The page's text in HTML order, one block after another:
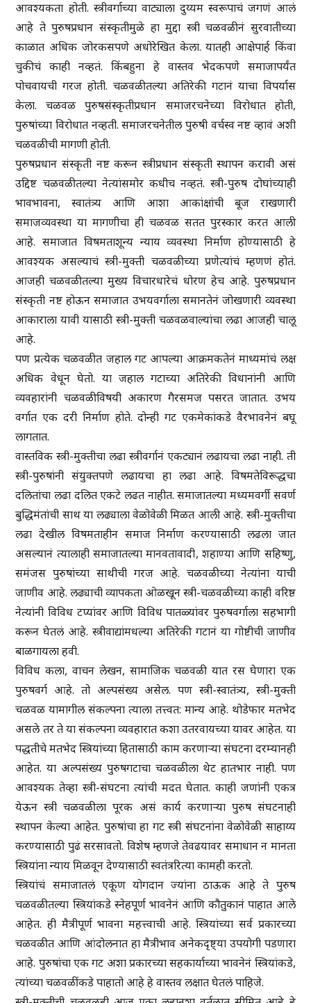
आवश्यकता होती. स्त्रीवर्गाच्या वाट्याला दुय्यम स्वरूपाचं जगणं आलं
आहे ते पुरुषप्रधान संस्कृतीमुळे हा मुद्दा स्त्री चळवळीनं सुरवातीच्या
काळात अधिक जोरकसपणे अधोरेखित केला. यातही आक्षेपार्ह किंवा
चुकीचं काही नव्हतं. किंबहुना हे वास्तव भेदकपणे समाजापर्यंत
पोचवायची गरज होती. चळवळीतल्या अतिरेकी गटानं याचा विपर्यास
केला. चळवळ पुरुषसंस्कृतीप्रधान समाजरचनेच्या विरोधात होती,
पुरुषांच्या विरोधात नव्हती. समाजरचनेतील पुरुषी वर्चस्व नष्ट व्हावं अशी
चळवळीची मागणी होती.
पुरुषप्रधान संस्कृती नष्ट करून स्त्रीप्रधान संस्कृती स्थापन करावी असं
उद्दिष्ट चळवळीतल्या नेत्यांसमोर कधीच नव्हतं. स्त्री-पुरुष दोघांच्याही
भावभावना, स्वातंत्र्य आणि आशा आकांक्षांची बूज राखणारी
समाजव्यवस्था या मागणीचा ही चळवळ सतत पुरस्कार करत आली
आहे. समाजात विषमताशून्य न्याय व्यवस्था निर्माण होण्यासाठी हे
आवश्यक असल्याचं स्त्री-मुक्ती चळवळीच्या प्रणेत्यांचं म्हणणं होतं.
आजही चळवळीतल्या मुख्य विचारधारेचं धोरण हेच आहे. पुरुषप्रधान
संस्कृती नष्ट होऊन समाजात उभयवर्गाला समानतेनं जोखणारी व्यवस्था
आकाराला यावी यासाठी स्त्री-मुक्ती चळवळवाल्यांचा लढा आजही चालू
आहे.
पण प्रत्येक चळवळीत जहाल गट आपल्या आक्रमकतेनं माध्यमांचं लक्ष
अधिक वेधून घेतो. या जहाल गटाच्या अतिरेकी विधानांनी आणि
व्यवहारांनी चळवळीविषयी अकारण गैरसमज पसरत जातात. उभय
वर्गात एक दरी निर्माण होते. दोन्ही गट एकमेकांकडे वैरभावनेनं बघू
लागतात.
वास्तविक स्त्री-मुक्तीचा लढा स्त्रीवर्गानं एकट्यानं लढायचा लढा नाही. ती
स्त्री-पुरुषांनी संयुक्तपणे लढायचा हा लढा आहे. विषमतेविरूद्धचा
दलितांचा लढा दलित एकटे लढत नाहीत. समाजातल्या मध्यमवर्गी सवर्ण
बुद्धिमंतांची साथ या लढ्याला वेळोवेळी मिळत आली आहे. स्त्री-मुक्तीचा
लढा देखील विषमताहीन समाज निर्माण करण्यासाठी लढला जात
असल्यानं त्यालाही समाजातल्या मानवतावादी, शहाण्या आणि सहिष्णु,
समंजस पुरुषांच्या साथीची गरज आहे. चळवळीच्या नेत्यांना याची
जाणीव आहे. लढ्याची व्यापकता ओळखून स्त्री-चळवळीच्या काही वरिष्ठ
नेत्यांनी विविध टप्यांवर आणि विविध पातळ्यांवर पुरुषवर्गाला सहभागी
करून घेतलं आहे. स्त्रीवाद्यांमधल्या अतिरेकी गटानं या गोष्टीची जाणीव
बाळगायला हवी.
विविध कला, वाचन लेखन, सामाजिक चळवळी यात रस घेणारा एक
पुरुषवर्ग आहे. तो अल्पसंख्य असेल. पण स्त्री-स्वातंत्र्य, स्त्री-मुक्ती
चळवळ यामागील संकल्पना त्याला तत्त्वत: मान्य आहे. थोडेफार मतभेद
असले तर ते या संकल्पना व्यवहारात कशा उतरवायच्या यावर आहेत. या
पद्धतीचे मतभेद स्त्रियांच्या हितासाठी काम करणाऱ्या संघटना दरम्यानही
आहेत. या अल्पसंख्य पुरुषगटाचा चळवळीला थेट हातभार नाही. पण
आवश्यक तेव्हा स्त्री-संघटना त्यांची मदत घेतात. काही जणांनी एकत्र
येऊन स्त्री चळवळीला पूरक असं कार्य करणाऱ्या पुरुष संघटनाही
स्थापन केल्या आहेत. पुरुषांचा हा गट स्त्री संघटनांना वेळोवेळी साहाय्य
करण्यासाठी पुढं सरसावतो. विशेष म्हणजे तेवढयावर समाधान न मानता
स्त्रियांना न्याय मिळवून देण्यासाठी स्वतंत्ररित्या कामही करतो.
स्त्रियांचं समाजातलं एकूण योगदान ज्यांना ठाऊक आहे ते पुरुष
चळवळीतल्या स्त्रियांकडे स्नेहपूर्ण भावनेनं आणि कौतुकानं पाहात आले
आहेत. ही मैत्रीपूर्ण भावना महत्त्वाची आहे. स्त्रियांच्या सर्व प्रकारच्या
चळवळीत आणि आंदोलनात हा मैत्रीभाव अनेकदृष्ट्या उपयोगी पडणारा
आहे. पुरुषांचा एक गट अशा प्रकारच्या सहकार्याच्या भावनेनं स्त्रियांकडे,
त्यांच्या चळवळींकडे पाहातो आहे हे वास्तव लक्षात घेतलं पाहिजे.